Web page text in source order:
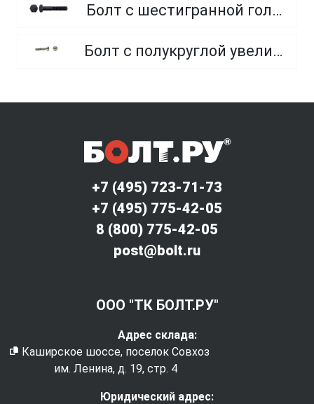
Болт с шестигранной головкой, неполная резьба, класс прочности 10.9 и 12.9
Болт с полукруглой увеличенной головкой и усом класса точности C (мебельный)
+7 (495) 723-71-73
+7 (495) 775-42-05
8 (800) 775-42-05
post@bolt.ru
ООО "ТК БОЛТ.РУ"
Адрес склада:
Каширское шоссе, поселок Совхоз
им. Ленина, д. 19, стр. 4
Юридический адрес: